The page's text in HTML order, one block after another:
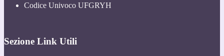
Codice Univoco UFGRYH
Sezione Link Utili